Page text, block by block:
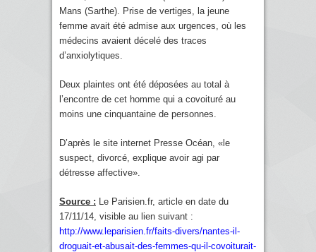
Mans (Sarthe). Prise de vertiges, la jeune
femme avait été admise aux urgences, où les
médecins avaient décelé des traces
d’anxiolytiques.
Deux plaintes ont été déposées au total à
l’encontre de cet homme qui a covoituré au
moins une cinquantaine de personnes.
D’après le site internet Presse Océan, «le
suspect, divorcé, explique avoir agi par
détresse affective».
Source : Le Parisien.fr, article en date du
17/11/14, visible au lien suivant :
http://www.leparisien.fr/faits-divers/nantes-il-
droguait-et-abusait-des-femmes-qu-il-covoiturait-